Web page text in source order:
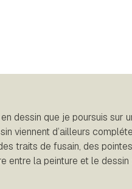
dessin que je poursuis sur
viennent d’ailleurs
traits de fusain, des
entre la peinture et le dessin